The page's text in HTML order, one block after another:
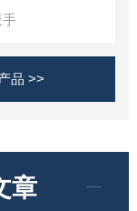
手
品 >>
章